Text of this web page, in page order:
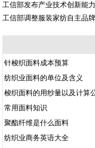
工信部发布产业技术创新能
工信部调整服装家纺自主品
针梭织面料成本预算
纺织业面料的单位及含义
梭织面料的用纱量以及计算
常用面料知识
聚酯纤维是什么面料
纺织业商务英语大全